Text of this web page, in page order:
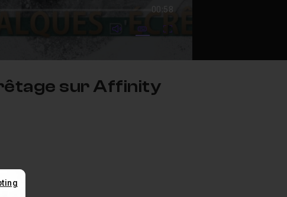
00:58
mute video
SubtitlesFullscreen
sur Affinity